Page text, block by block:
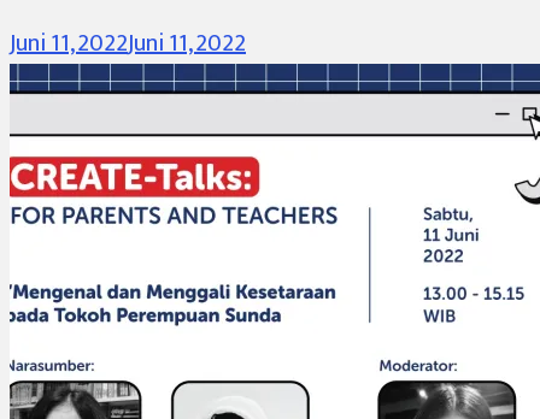
Juni 11, 2022Juni 11, 2022